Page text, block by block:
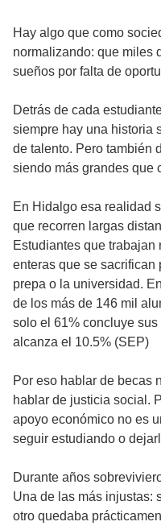
Hay algo que como
normalizando: que miles
sueños por falta de
Detrás de cada
siempre hay una historia
de talento. Pero también
siendo más grandes que
En Hidalgo esa realidad
que recorren largas
Estudiantes que
enteras que se sacrifican
prepa o la universidad.
de los más de 146 mil
solo el 61% concluye
alcanza el 10.5% (SEP)
Por eso hablar de becas
hablar de justicia social.
apoyo económico no es
seguir estudiando o
Durante años
Una de las más injustas:
otro quedaba